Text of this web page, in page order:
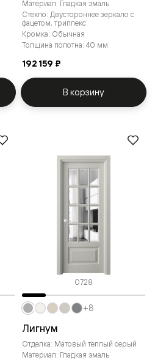
Материал: Гладкая эмаль
Стекло: Двустороннее зеркало с
фацетом, триплекс
Кромка: Обычная
Толщина полотна: 40 мм
192 159 ₽
В корзину
0728
Лигнум
Отделка: Матовый тёплый серый
Материал: Гладкая эмаль
+8